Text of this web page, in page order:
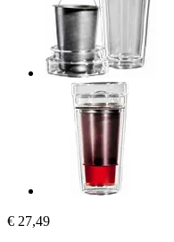
€ 27,49